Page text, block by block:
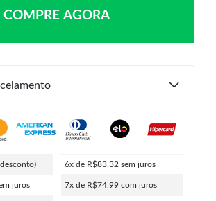
COMPRE AGORA
R$474,91
5% de desconto no PIX
juros
6x de R$83,32 sem juros
7x de R$74,99 com juros